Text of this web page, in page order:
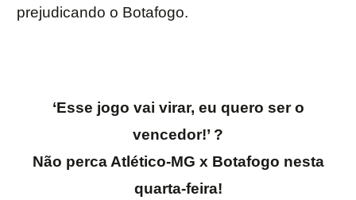
prejudicando o Botafogo.
‘Esse jogo vai virar, eu quero ser o
vencedor!’ ?
Não perca Atlético-MG x Botafogo nesta
quarta-feira!